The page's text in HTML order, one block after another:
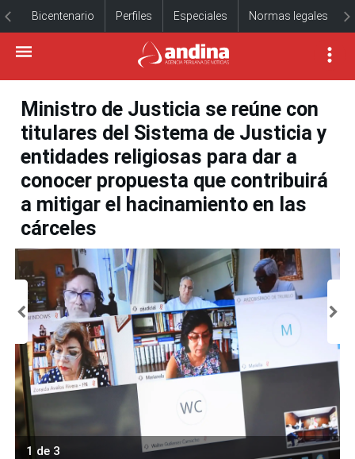
Bicentenario Perfiles Especiales Normas legales
Ministro de Justicia se reúne con
titulares del Sistema de Justicia y
entidades religiosas para dar a
conocer propuesta que contribuirá
a mitigar el hacinamiento en las
cárceles
1 de 3